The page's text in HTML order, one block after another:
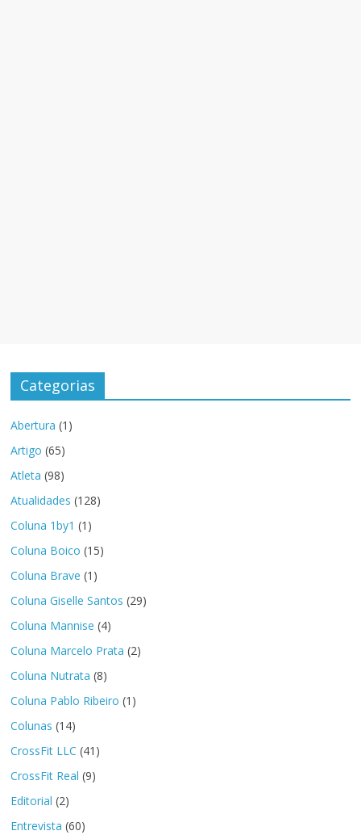
Categorias
Abertura (1)
Artigo (65)
Atleta (98)
Atualidades (128)
Coluna 1by1 (1)
Coluna Boico (15)
Coluna Brave (1)
Coluna Giselle Santos (29)
Coluna Mannise (4)
Coluna Marcelo Prata (2)
Coluna Nutrata (8)
Coluna Pablo Ribeiro (1)
Colunas (14)
CrossFit LLC (41)
CrossFit Real (9)
Editorial (2)
Entrevista (60)